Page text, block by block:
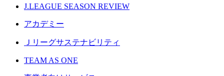
J.LEAGUE SEASON REVIEW
アカデミー
Ｊリーグサステナビリティ
TEAM AS ONE